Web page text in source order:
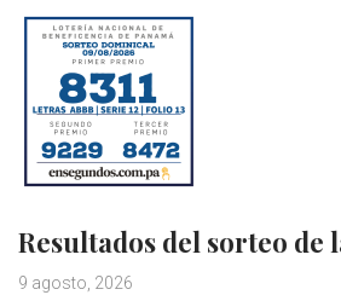
Resultados del sorteo de
9 agosto, 2026